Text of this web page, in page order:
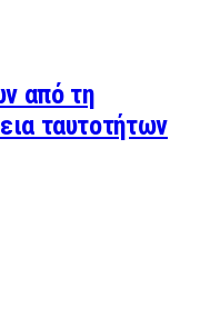
από τη
ταυτοτήτων